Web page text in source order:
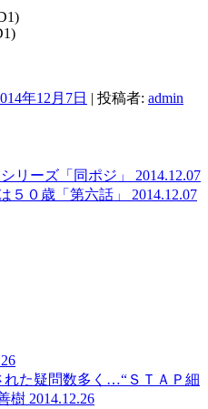
年12月7日 | 投稿者: admin
ーズ「同ポジ」 2014.12.07
０歳「第六話」 2014.12.07
た疑問数多く…“ＳＴＡＰ細
樹 2014.12.26